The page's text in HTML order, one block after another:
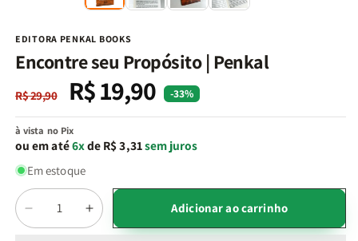
EDITORA PENKAL BOOKS
Encontre seu Propósito | Penkal
Preço
normal
R$ 29,90
Preço
promocional
R$ 19,90 -33%
à vista no Pix
ou em até6xde R$ 3,31sem juros
Em estoque
Quantidade
Diminuir
a
Aumentar
a
Adicionar ao carrinho